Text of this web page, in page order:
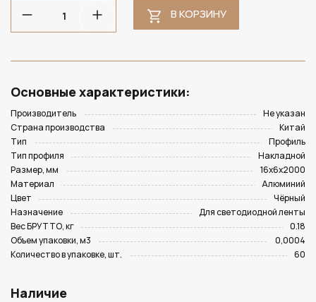
В КОРЗИНУ
Основные характеристики:
Производитель
Не указан
Страна производства
Китай
Тип
Профиль
Тип профиля
Накладной
Размер, мм
16х6х2000
Материал
Алюминий
Цвет
Чёрный
Назначение
Для светодиодной ленты
Вес БРУТТО, кг
0.18
Объем упаковки, м3
0,0004
Количество в упаковке, шт.
60
Наличие